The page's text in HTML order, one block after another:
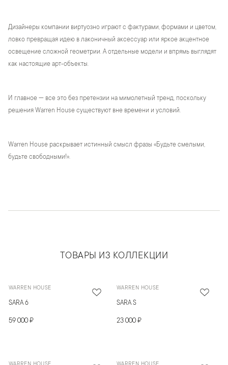
Дизайнеры компании виртуозно играют с фактурами, формами и цветом,
ловко превращая идею в лаконичный аксессуар или яркое акцентное
освещение сложной геометрии. А отдельные модели и впрямь выглядят
как настоящие арт-объекты.
И главное — все это без претензии на мимолетный тренд, поскольку
решения Warren House существуют вне времени и условий.
Warren House раскрывает истинный смысл фразы «Будьте смелыми,
будьте свободными!».
ТОВАРЫ ИЗ КОЛЛЕКЦИИ
WARREN HOUSE
SARA 6
59 000 ₽
WARREN HOUSE
SARA S
23 000 ₽